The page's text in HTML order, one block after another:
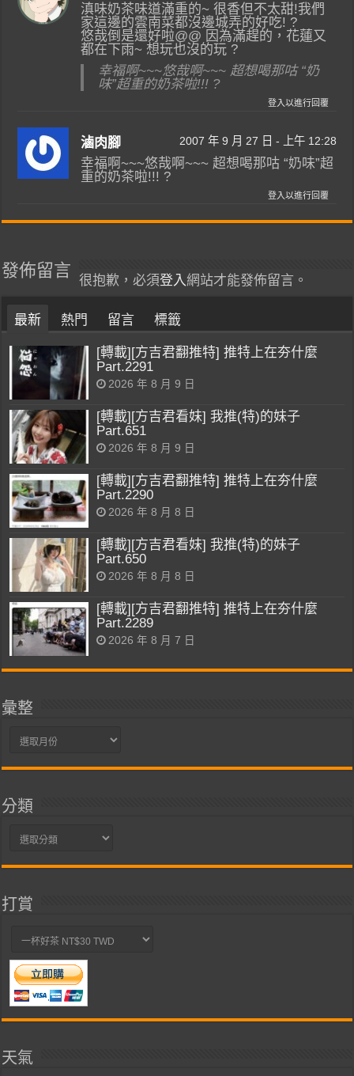
滇味奶茶味道滿重的~ 很香但不太甜!我們
家這邊的雲南菜都沒邊城弄的好吃! ?
悠哉倒是還好啦@@ 因為滿趕的，花蓮又
都在下雨~ 想玩也沒的玩 ?
幸福啊~~~悠哉啊~~~ 超想喝那咕 “奶
味”超重的奶茶啦!!! ?
登入以進行回覆
滷肉腳 2007 年 9 月 27 日 - 上午 12:28
幸福啊~~~悠哉啊~~~ 超想喝那咕 “奶味”超
重的奶茶啦!!! ?
登入以進行回覆
發佈留言
很抱歉，必須登入 網站才能發佈留言。
最新 熱門 留言 標籤
[轉載][方吉君翻推特] 推特上在夯什麼
Part.2291
2026 年 8 月 9 日
[轉載][方吉君看妹] 我推(特)的妹子
Part.651
2026 年 8 月 9 日
[轉載][方吉君翻推特] 推特上在夯什麼
Part.2290
2026 年 8 月 8 日
[轉載][方吉君看妹] 我推(特)的妹子
Part.650
2026 年 8 月 8 日
[轉載][方吉君翻推特] 推特上在夯什麼
Part.2289
2026 年 8 月 7 日
彙整
彙
分類
分
打賞
天氣